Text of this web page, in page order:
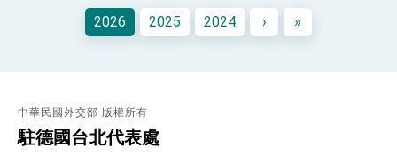
外交部長林佳龍主持第35次「參與亞太經濟合作
策略小組」跨部會會議
總統主持「守護民主台灣國安行動方案」記者
會 強調以實力守護台海和平 以決心掌握國家
命運
2026 2025 2024 › »
中華民國外交部 版權所有
駐德國台北代表處